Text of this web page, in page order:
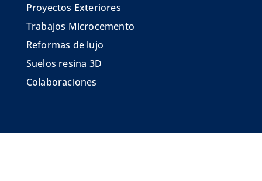
Proyectos Exteriores
Trabajos Microcemento
Reformas de lujo
Suelos resina 3D
Colaboraciones